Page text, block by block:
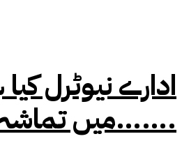
ادارے نیوٹرل
میں تماشہ لگ گیا…….